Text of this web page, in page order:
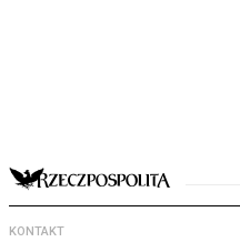
KONTAKT